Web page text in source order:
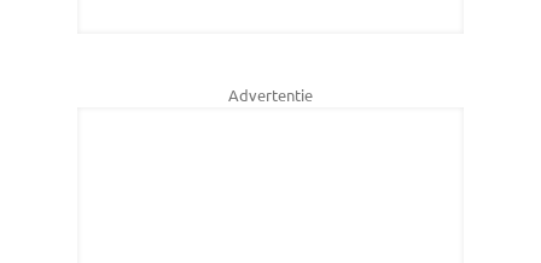
Advertentie